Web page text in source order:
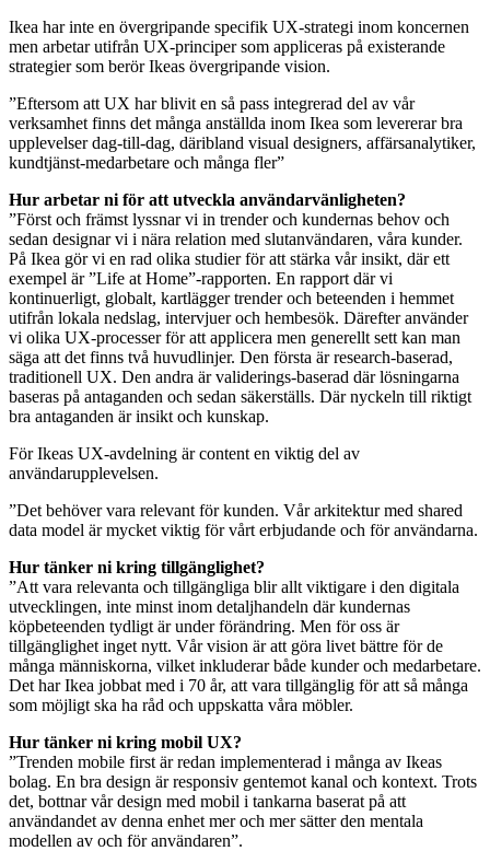
Ikea har inte en övergripande specifik UX-strategi inom koncernen
men arbetar utifrån UX-principer som appliceras på existerande
strategier som berör Ikeas övergripande vision.
”Eftersom att UX har blivit en så pass integrerad del av vår
verksamhet finns det många anställda inom Ikea som levererar bra
upplevelser dag-till-dag, däribland visual designers, affärsanalytiker,
kundtjänst-medarbetare och många fler”
Hur arbetar ni för att utveckla användarvänligheten?
”Först och främst lyssnar vi in trender och kundernas behov och
sedan designar vi i nära relation med slutanvändaren, våra kunder.
På Ikea gör vi en rad olika studier för att stärka vår insikt, där ett
exempel är ”Life at Home”-rapporten. En rapport där vi
kontinuerligt, globalt, kartlägger trender och beteenden i hemmet
utifrån lokala nedslag, intervjuer och hembesök. Därefter använder
vi olika UX-processer för att applicera men generellt sett kan man
säga att det finns två huvudlinjer. Den första är research-baserad,
traditionell UX. Den andra är validerings-baserad där lösningarna
baseras på antaganden och sedan säkerställs. Där nyckeln till riktigt
bra antaganden är insikt och kunskap.
För Ikeas UX-avdelning är content en viktig del av
användarupplevelsen.
”Det behöver vara relevant för kunden. Vår arkitektur med shared
data model är mycket viktig för vårt erbjudande och för användarna.
Hur tänker ni kring tillgänglighet?
”Att vara relevanta och tillgängliga blir allt viktigare i den digitala
utvecklingen, inte minst inom detaljhandeln där kundernas
köpbeteenden tydligt är under förändring. Men för oss är
tillgänglighet inget nytt. Vår vision är att göra livet bättre för de
många människorna, vilket inkluderar både kunder och medarbetare.
Det har Ikea jobbat med i 70 år, att vara tillgänglig för att så många
som möjligt ska ha råd och uppskatta våra möbler.
Hur tänker ni kring mobil UX?
”Trenden mobile first är redan implementerad i många av Ikeas
bolag. En bra design är responsiv gentemot kanal och kontext. Trots
det, bottnar vår design med mobil i tankarna baserat på att
användandet av denna enhet mer och mer sätter den mentala
modellen av och för användaren”.